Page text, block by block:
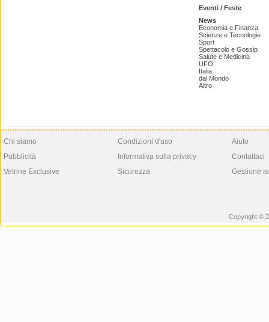
Eventi / Feste
News
Economia e Finanza
Scienze e Tecnologie
Sport
Spettacolo e Gossip
Salute e Medicina
UFO
Italia
dal Mondo
Altro
Chi siamo
Pubblicità
Vetrine Exclusive
Condizioni d'uso
Informativa sulla privacy
Sicurezza
Aiuto
Contattaci
Gestione
Copyright ©